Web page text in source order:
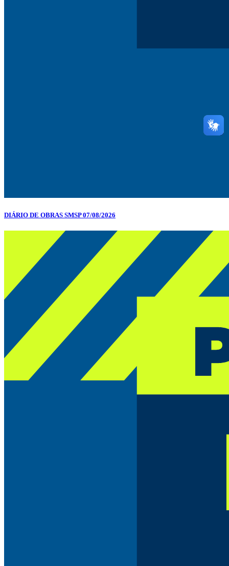
DIÁRIO DE OBRAS SMSP 07/08/2026